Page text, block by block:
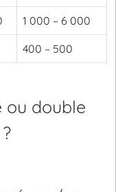
1 000 – 6 000
400 – 500
ou double